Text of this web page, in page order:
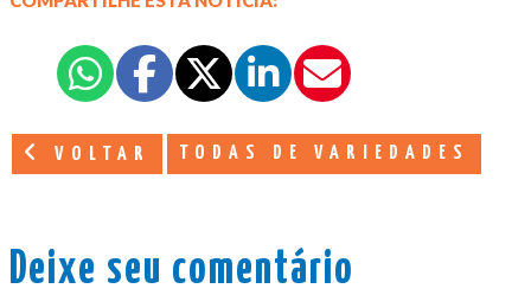
VOLTAR TODAS DE VARIEDADES
Deixe seu comentário